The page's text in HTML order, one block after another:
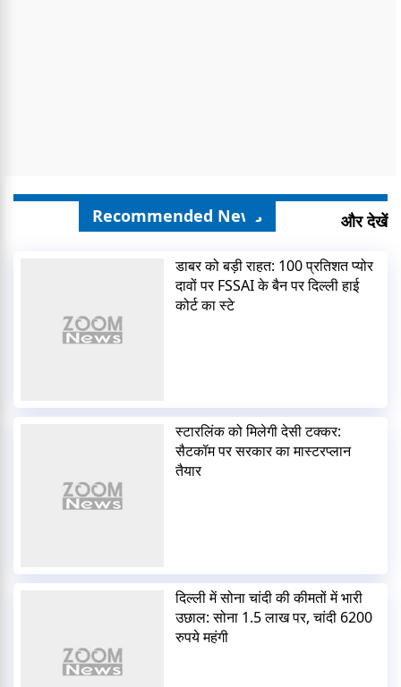
Recommended News और देखें
डाबर को बड़ी राहत: 100 प्रतिशत प्योर
दावों पर FSSAI के बैन पर दिल्ली हाई
कोर्ट का स्टे
स्टारलिंक को मिलेगी देसी टक्कर:
सैटकॉम पर सरकार का मास्टरप्लान
तैयार
दिल्ली में सोना चांदी की कीमतों में भारी
उछाल: सोना 1.5 लाख पर, चांदी 6200
रुपये महंगी